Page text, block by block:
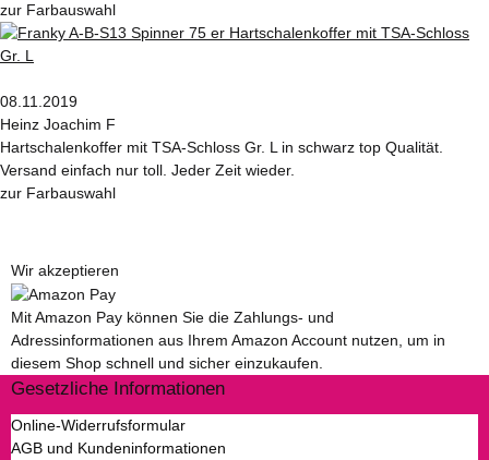
zur Farbauswahl
08.11.2019
Heinz Joachim F
Hartschalenkoffer mit TSA-Schloss Gr. L in schwarz top Qualität.
Versand einfach nur toll. Jeder Zeit wieder.
zur Farbauswahl
Wir akzeptieren
Mit Amazon Pay können Sie die Zahlungs- und
Adressinformationen aus Ihrem Amazon Account nutzen, um in
diesem Shop schnell und sicher einzukaufen.
Gesetzliche Informationen
Online-Widerrufsformular
AGB und Kundeninformationen